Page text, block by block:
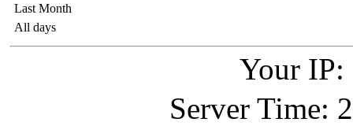
Last Month
All days
Your IP:
Server Time: